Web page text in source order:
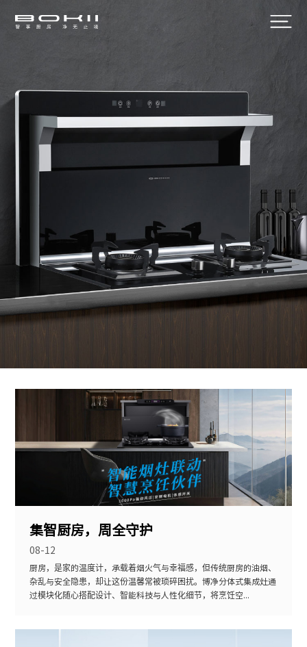
集智厨房，周全守护
08-12
厨房，是家的温度计，承载着烟火气与幸福感，但传统厨房的油烟、
杂乱与安全隐患，却让这份温馨常被琐碎困扰。博净分体式集成灶通
过模块化随心搭配设计、智能科技与人性化细节，将烹饪空...